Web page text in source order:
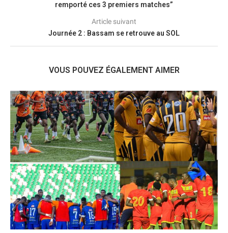
remporté ces 3 premiers matches”
Article suivant
Journée 2 : Bassam se retrouve au SOL
VOUS POUVEZ ÉGALEMENT AIMER